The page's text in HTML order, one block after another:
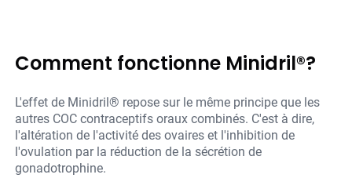
Comment fonctionne Minidril®?
L'effet de Minidril® repose sur le même principe que les
autres COC contraceptifs oraux combinés. C'est à dire,
l'altération de l'activité des ovaires et l'inhibition de
l'ovulation par la réduction de la sécrétion de
gonadotrophine.